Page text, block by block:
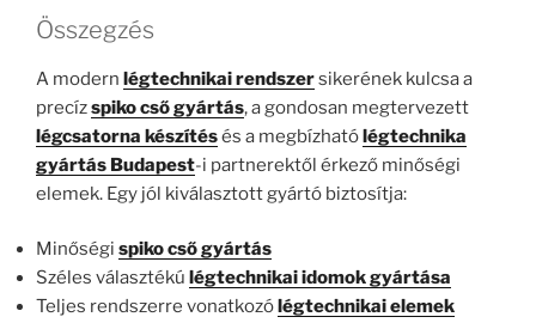
Összegzés
A modern légtechnikai rendszersikerének kulcsa a
precízspiko cső gyártás, a gondosan megtervezett
légcsatorna készítésés a megbízhatólégtechnika
gyártás Budapest-i partnerektől érkező minőségi
elemek. Egy jól kiválasztott gyártó biztosítja:
Minőségi spiko cső gyártás
Széles választékú légtechnikai idomok gyártása
Teljes rendszerre vonatkozólégtechnikai elemek